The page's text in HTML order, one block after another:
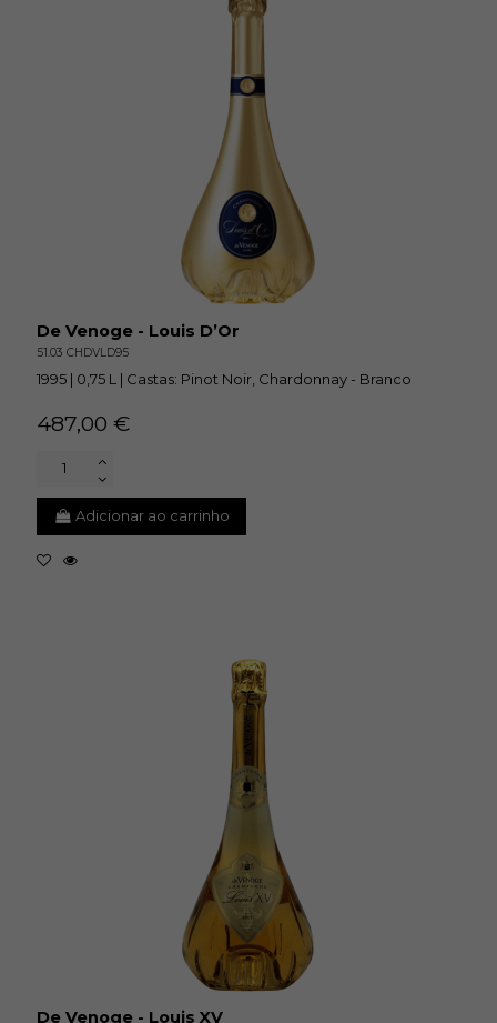
De Venoge - Louis D’Or
51.03 CHDVLD95
1995 | 0,75 L | Castas: Pinot Noir, Chardonnay - Branco
487,00 €
Adicionar ao carrinho
De Venoge - Louis XV